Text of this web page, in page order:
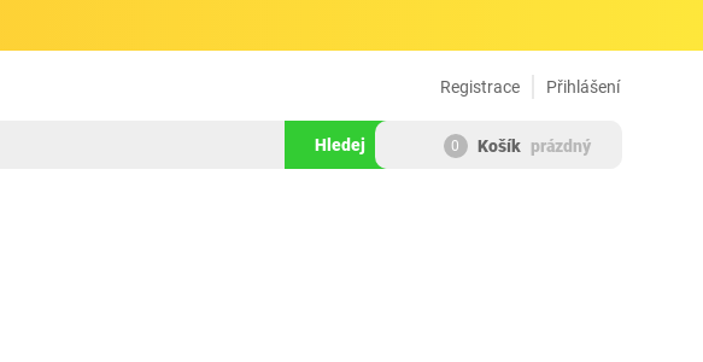
Přihlášení
Registrace
Hledej 0 Košík prázdný